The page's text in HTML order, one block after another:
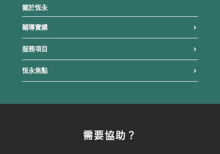
關於恆永
輔導實績
服務項目
恆永焦點
需要協助？